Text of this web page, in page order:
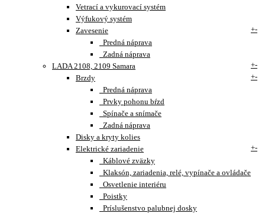
Vetrací a vykurovací systém
Výfukový systém
Zavesenie
+-
Predná náprava
Zadná náprava
LADA 2108, 2109 Samara
+-
Brzdy
+-
Predná náprava
Prvky pohonu bŕzd
Spínače a snímače
Zadná náprava
Disky a kryty kolies
Elektrické zariadenie
+-
Káblové zväzky
Klaksón, zariadenia, relé, vypínače a ovládače
Osvetlenie interiéru
Poistky
Príslušenstvo palubnej dosky